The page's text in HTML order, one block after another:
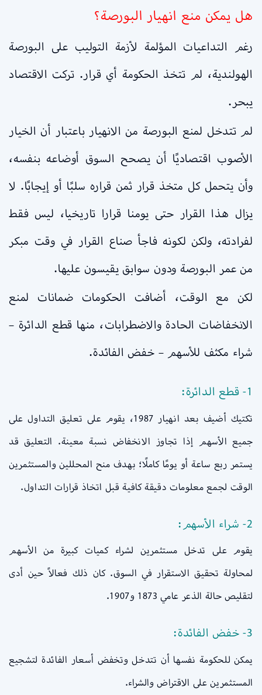
هل يمكن منع انهيار البورصة؟
رغم التداعيات المؤلمة لأزمة التوليب على البورصة
الهولندية، لم تتخذ الحكومة أي قرار. تركت الاقتصاد
يبحر.
لم تتدخل لمنع البورصة من الانهيار باعتبار أن الخيار
الأصوب اقتصاديًا أن يصحح السوق أوضاعه بنفسه،
وأن يتحمل كل متخذ قرار ثمن قراره سلبًا أو إيجابًا. لا
يزال هذا القرار حتى يومنا قرارا تاريخيا، ليس فقط
لفرادته، ولكن لكونه فاجأ صناع القرار في وقت مبكر
من عمر البورصة ودون سوابق يقيسون عليها.
لكن مع الوقت، أضافت الحكومات ضمانات لمنع
الانخفاضات الحادة والاضطرابات، منها قطع الدائرة –
شراء مكثف للأسهم – خفض الفائدة.
1- قطع الدائرة:
تكتيك أضيف بعد انهيار 1987، يقوم على تعليق التداول على
جميع الأسهم إذا تجاوز الانخفاض نسبة معينة. التعليق قد
يستمر ربع ساعة أو يومًا كاملًا؛ بهدف منح المحللين والمستثمرين
الوقت لجمع معلومات دقيقة كافية قبل اتخاذ قرارات التداول.
2- شراء الأسهم:
يقوم على تدخل مستثمرين لشراء كميات كبيرة من الأسهم
لمحاولة تحقيق الاستقرار في السوق. كان ذلك فعالاً حين أدى
لتقليص حالة الذعر عامي 1873 و1907.
3- خفض الفائدة:
يمكن للحكومة نفسها أن تتدخل وتخفض أسعار الفائدة لتشجيع
المستثمرين على الاقتراض والشراء.